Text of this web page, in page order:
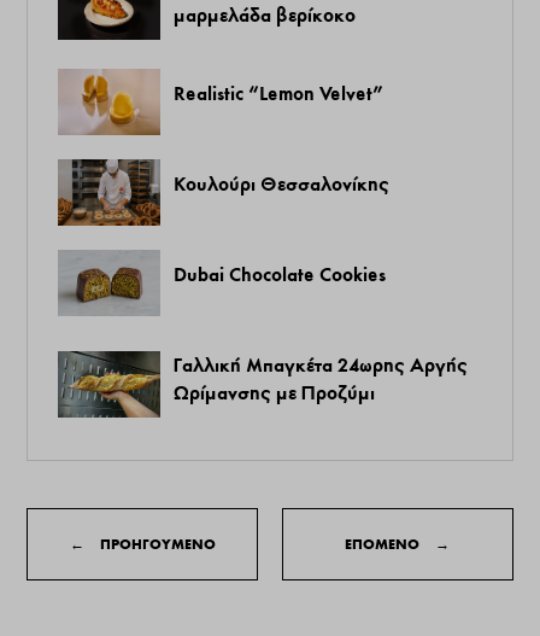
μαρμελάδα βερίκοκο
Realistic “Lemon Velvet”
Κουλούρι Θεσσαλονίκης
Dubai Chocolate Cookies
Γαλλική Μπαγκέτα 24ωρης Αργής
Ωρίμανσης με Προζύμι
← ΠΡΟΗΓΟΥΜΕΝΟ ΕΠΟΜΕΝΟ →